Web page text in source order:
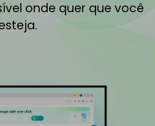
onde quer que você